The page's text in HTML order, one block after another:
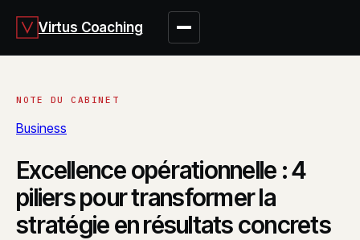
Virtus Coaching
Business
Excellence opérationnelle : 4
piliers pour transformer la
stratégie en résultats concrets